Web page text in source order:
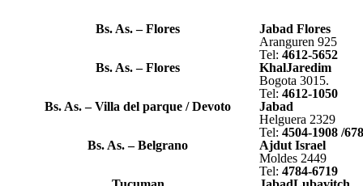
Bs. As. – Flores
Jabad Flores
Aranguren 925
Tel: 4612-5652
Bs. As. – Flores
KhalJaredim
Bogota 3015.
Tel: 4612-1050
Bs. As. – Villa del parque / Devoto
Jabad
Helguera 2329
Tel: 4504-1908 /
Bs. As. – Belgrano
Ajdut Israel
Moldes 2449
Tel: 4784-6719